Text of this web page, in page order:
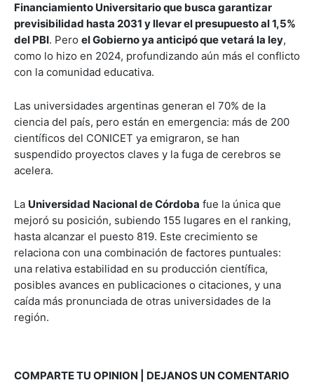
Financiamiento Universitario que busca garantizar
previsibilidad hasta 2031 y llevar el presupuesto al 1,5%
del PBI. Pero el Gobierno ya anticipó que vetará la ley,
como lo hizo en 2024, profundizando aún más el conflicto
con la comunidad educativa.
Las universidades argentinas generan el 70% de la
ciencia del país, pero están en emergencia: más de 200
científicos del CONICET ya emigraron, se han
suspendido proyectos claves y la fuga de cerebros se
acelera.
La Universidad Nacional de Córdoba fue la única que
mejoró su posición, subiendo 155 lugares en el ranking,
hasta alcanzar el puesto 819. Este crecimiento se
relaciona con una combinación de factores puntuales:
una relativa estabilidad en su producción científica,
posibles avances en publicaciones o citaciones, y una
caída más pronunciada de otras universidades de la
región.
COMPARTE TU OPINION | DEJANOS UN COMENTARIO